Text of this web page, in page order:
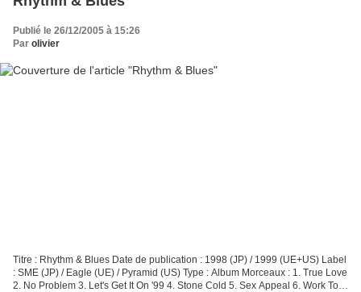
Publié le 26/12/2005 à 15:26
Par olivier
Titre : Rhythm & Blues Date de publication : 1998 (JP) / 1999 (UE+US) Label
: SME (JP) / Eagle (UE) / Pyramid (US) Type : Album Morceaux : 1. True Love
2. No Problem 3. Let's Get It On '99 4. Stone Cold 5. Sex Appeal 6. Work To